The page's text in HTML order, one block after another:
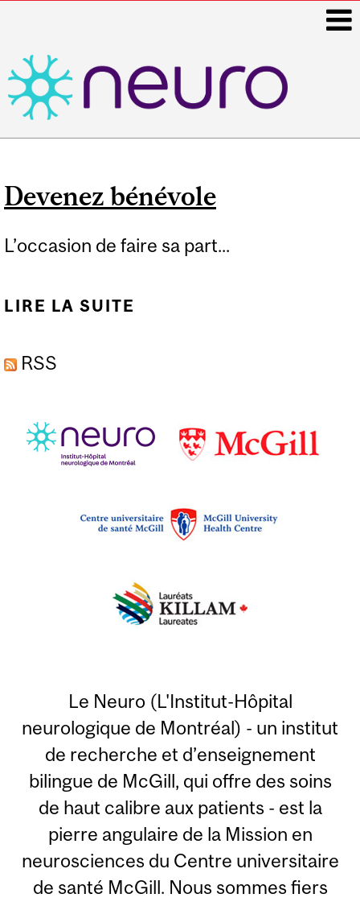
Devenez bénévole
L’occasion de faire sa part...
LIRE LA SUITE
RSS
Le Neuro (L'Institut-Hôpital
neurologique de Montréal) - un institut
de recherche et d’enseignement
bilingue de McGill, qui offre des soins
de haut calibre aux patients - est la
pierre angulaire de la Mission en
neurosciences du Centre universitaire
de santé McGill. Nous sommes fiers